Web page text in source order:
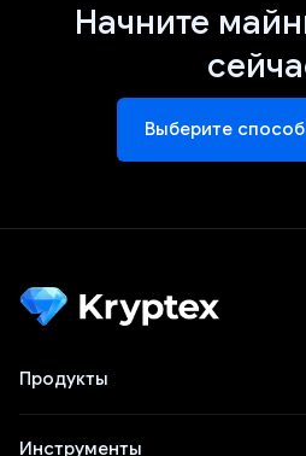
Начните
Выберите
Продукты
Инструменты